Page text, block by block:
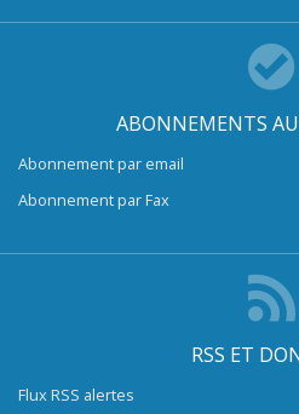
ABONNEMENTS
Abonnement par email
Abonnement par Fax
RSS ET
Flux RSS alertes